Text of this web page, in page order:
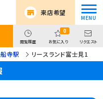
来店希望
閲覧履歴
0
お気に入り リクエスト
寺駅 リースランド富士見1